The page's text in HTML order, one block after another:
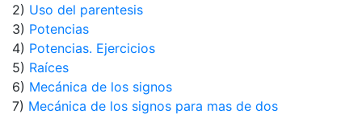
2) Uso del parentesis
3) Potencias
4) Potencias. Ejercicios
5) Raíces
6) Mecánica de los signos
7) Mecánica de los signos para mas de dos